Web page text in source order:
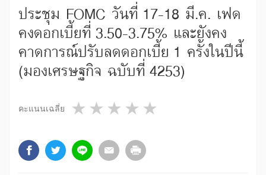
ประชุม FOMC วันที่ 17-18 มี.ค. เฟด
คงดอกเบี้ยที่ 3.50-3.75% และยังคง
คาดการณ์ปรับลดดอกเบี้ย 1 ครั้งในปีนี้
(มองเศรษฐกิจ ฉบับที่ 4253)
คะแนนเฉลี่ย 4 stars
3 stars
2 stars
1 star